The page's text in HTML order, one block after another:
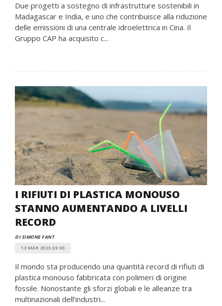
Due progetti a sostegno di infrastrutture sostenibili in
Madagascar e India, e uno che contribuisce alla riduzione
delle emissioni di una centrale idroelettrica in Cina. Il
Gruppo CAP ha acquisito c...
I RIFIUTI DI PLASTICA MONOUSO
STANNO AUMENTANDO A LIVELLI
RECORD
DI SIMONE FANT
13 MAR 2023 09:03
Il mondo sta producendo una quantità record di rifiuti di
plastica monouso fabbricata con polimeri di origine
fossile. Nonostante gli sforzi globali e le alleanze tra
multinazionali dell’industri...